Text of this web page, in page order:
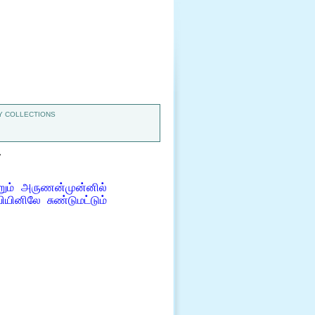
COLLECTIONS
அருணன்முன்னில்
சுண்டுமட்டும்